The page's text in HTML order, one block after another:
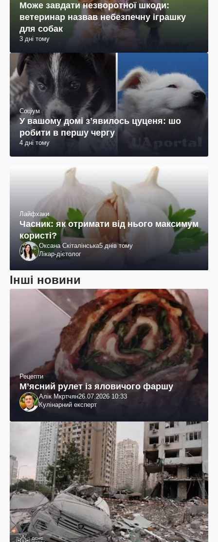
Може завдати незворотної шкоди:
ветеринар назвав небезпечну іграшку
для собак
3 дні тому
Соціум
У вашому домі зʼявилось цуценя: шо
робити в першу чергу
4 дні тому
Лайфхаки
Часник: як отримати від нього максимум
користі?
Оксана Скіталінська5 днів тому
Лікар-дієтолог
Інші новини
Рецепти
М’ясний рулет із яловичого фаршу
Алік Мкртчян26.07.2026 10:33
Кулінарний експерт